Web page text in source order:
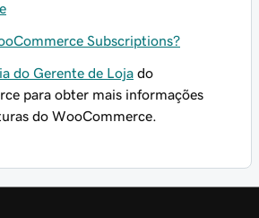
Subscriptions?
do Gerente de Loja do
para obter mais informações
do WooCommerce.